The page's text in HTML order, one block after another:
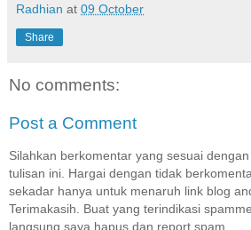
Radhian at 09 October
Share
No comments:
Post a Comment
Silahkan berkomentar yang sesuai
tulisan ini. Hargai dengan tidak
sekadar hanya untuk menaruh link blog
Terimakasih. Buat yang terindikasi
langsung saya hapus dan report spam.